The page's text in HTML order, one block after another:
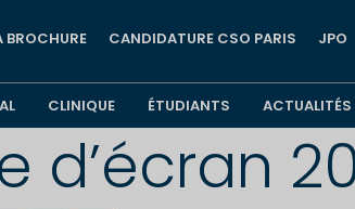
BROCHURE CANDIDATURE CSO PARIS JPO
CLINIQUE ÉTUDIANTS ACTUALITÉS
d’écran